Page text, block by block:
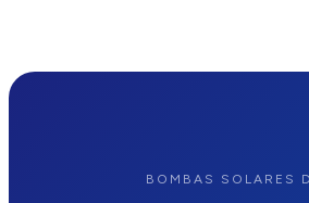
BOMBAS SOLARES